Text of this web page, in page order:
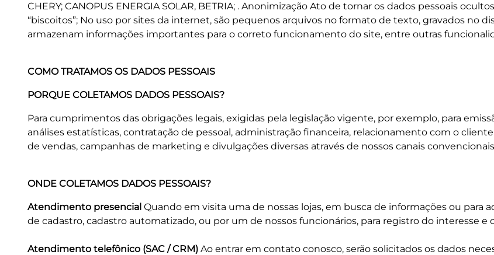
CHERY; CANOPUS ENERGIA SOLAR, BETRIA; . Anonimização Ato de tornar os dados pessoais
“biscoitos”; No uso por sites da internet, são pequenos arquivos no formato de texto, gravados no
armazenam informações importantes para o correto funcionamento do site, entre outras
COMO TRATAMOS OS DADOS PESSOAIS
PORQUE COLETAMOS DADOS PESSOAIS?
Para cumprimentos das obrigações legais, exigidas pela legislação vigente, por exemplo, para
análises estatísticas, contratação de pessoal, administração financeira, relacionamento com o
de vendas, campanhas de marketing e divulgações diversas através de nossos canais
ONDE COLETAMOS DADOS PESSOAIS?
Atendimento presencial Quando em visita uma de nossas lojas, em busca de informações ou para
de cadastro, cadastro automatizado, ou por um de nossos funcionários, para registro do interesse
Atendimento telefônico (SAC / CRM) Ao entrar em contato conosco, serão solicitados os dados